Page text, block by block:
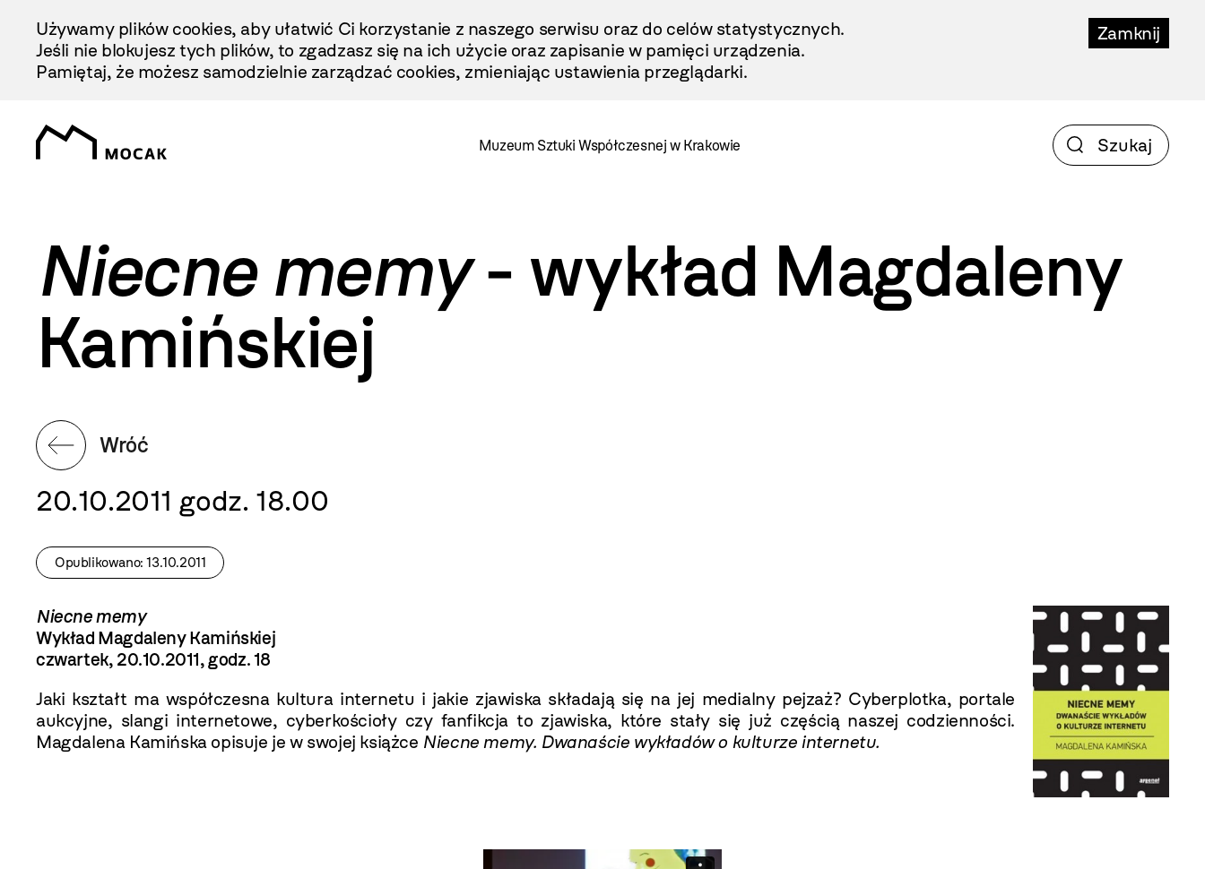
Treści
Zamknij
Używamy plików cookies, aby ułatwić Ci korzystanie z naszego serwisu oraz do celów statystycznych.
Jeśli nie blokujesz tych plików, to zgadzasz się na ich użycie oraz zapisanie w pamięci urządzenia.
Pamiętaj, że możesz samodzielnie zarządzać cookies, zmieniając ustawienia przeglądarki.
Muzeum Sztuki Współczesnej w Krakowie
Niecne memy- wykład Magdaleny
Kamińskiej
Wróć
20.10.2011 godz. 18.00
Opublikowano: 13.10.2011
Niecne memy
Wykład Magdaleny Kamińskiej
czwartek, 20.10.2011, godz. 18
Jaki kształt ma współczesna kultura internetu i jakie zjawiska składają się na jej medialny pejzaż? Cyberplotka, portale
aukcyjne, slangi internetowe, cyberkościoły czy fanfikcja to zjawiska, które stały się już częścią naszej codzienności.
Magdalena Kamińska opisuje je w swojej książce Niecne memy. Dwanaście wykładów o kulturze internetu.